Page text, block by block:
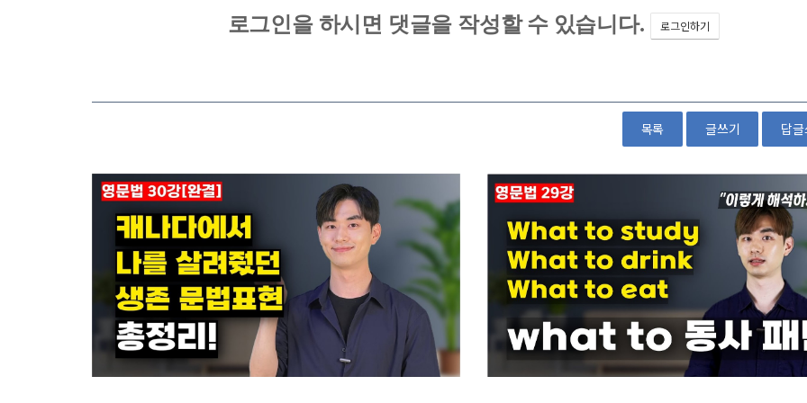
목록 글쓰기 답